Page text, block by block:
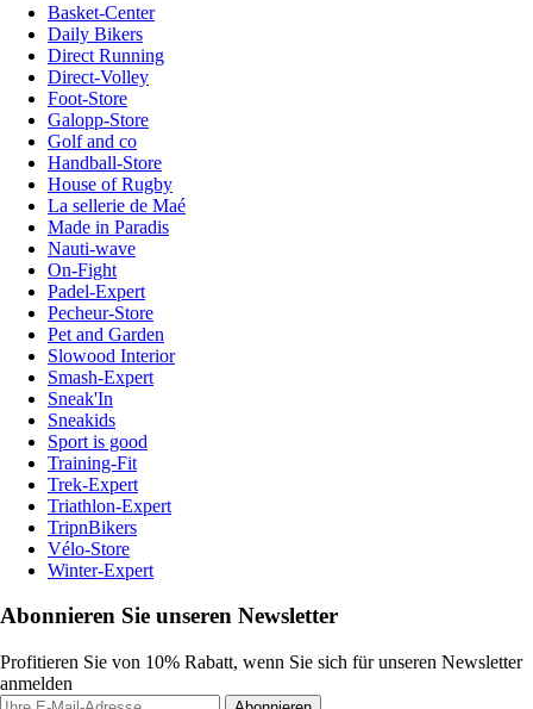
Basket-Center
Daily Bikers
Direct Running
Direct-Volley
Foot-Store
Galopp-Store
Golf and co
Handball-Store
House of Rugby
La sellerie de Maé
Made in Paradis
Nauti-wave
On-Fight
Padel-Expert
Pecheur-Store
Pet and Garden
Slowood Interior
Smash-Expert
Sneak'In
Sneakids
Sport is good
Training-Fit
Trek-Expert
Triathlon-Expert
TripnBikers
Vélo-Store
Winter-Expert
Abonnieren Sie unseren Newsletter
Profitieren Sie von 10% Rabatt, wenn Sie sich für unseren Newsletter
anmelden